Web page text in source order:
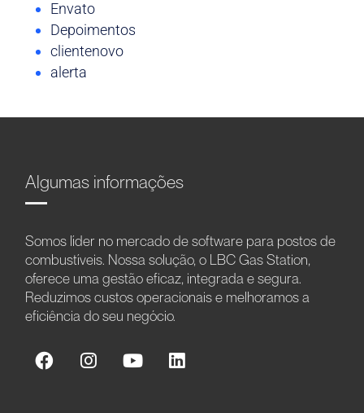
Envato
Depoimentos
clientenovo
alerta
Algumas informações
Somos líder no mercado de software para postos de
combustíveis. Nossa solução, o LBC Gas Station,
oferece uma gestão eficaz, integrada e segura.
Reduzimos custos operacionais e melhoramos a
eficiência do seu negócio.